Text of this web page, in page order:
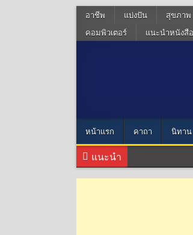
อาชีพ แบ่งปัน สุขภาพ
คอมพิวเตอร์
แนะนำหนังสือ
หน้าแรก คาถา นิทาน
แนะนำ